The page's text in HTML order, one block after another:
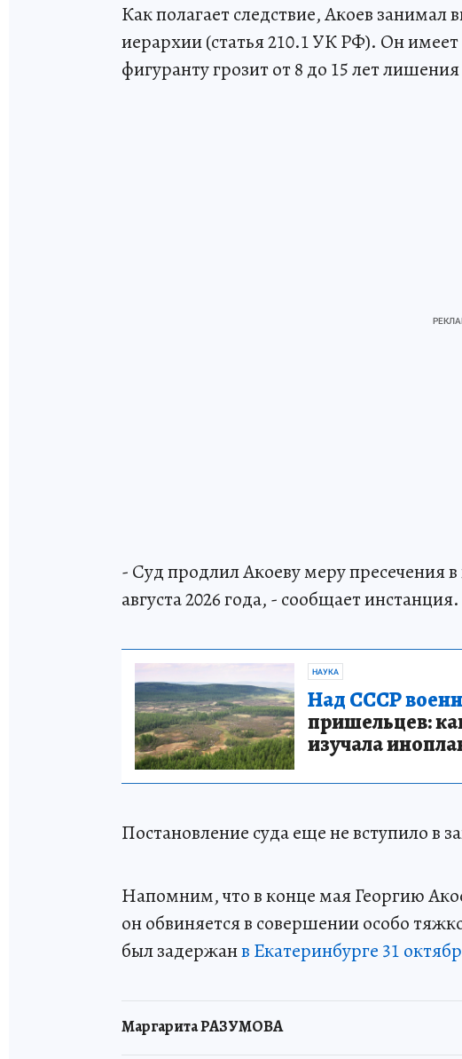
Как полагает следствие, Акоев
иерархии (статья 210.1 УК РФ). Он имеет
фигуранту грозит от 8 до 15 лет
- Суд продлил Акоеву меру пресечения
августа 2026 года, - сообщает инстанция.
НАУКА
Над СССР
пришельцев:
изучала
Постановление суда еще не вступило в
Напомним, что в конце мая Георгию
он обвиняется в совершении особо
был задержанв Екатеринбурге 31
Маргарита РАЗУМОВА